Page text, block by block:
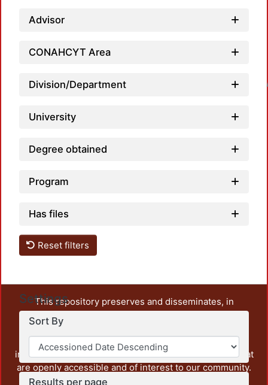
Advisor
CONAHCYT Area
Division/Department
University
Degree obtained
Program
Has files
Reset filters
Settings
Sort By
Results per page
This repository preserves and disseminates, in
unrestricted open access, the teaching and research
output of UAM Azcapotzalco. It also includes some
administrative and graphic documents from the
institution, as well as content from other institutions that
are openly accessible and of interest to our community.